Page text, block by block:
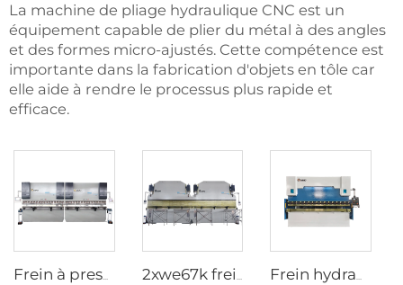
La machine de pliage hydraulique CNC est un
équipement capable de plier du métal à des angles
et des formes micro-ajustés. Cette compétence est
importante dans la fabrication d'objets en tôle car
elle aide à rendre le processus plus rapide et
efficace.